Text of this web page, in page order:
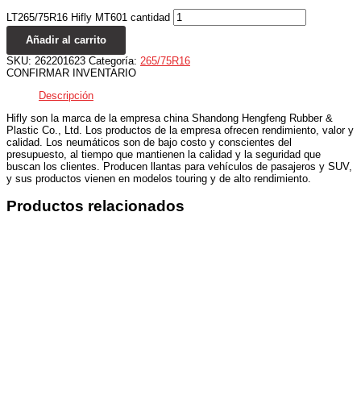
LT265/75R16 Hifly MT601 cantidad
Añadir al carrito
SKU: 262201623 Categoría: 265/75R16
CONFIRMAR INVENTARIO
Descripción
Hifly son la marca de la empresa china Shandong Hengfeng Rubber &
Plastic Co., Ltd. Los productos de la empresa ofrecen rendimiento, valor y
calidad. Los neumáticos son de bajo costo y conscientes del
presupuesto, al tiempo que mantienen la calidad y la seguridad que
buscan los clientes. Producen llantas para vehículos de pasajeros y SUV,
y sus productos vienen en modelos touring y de alto rendimiento.
Productos relacionados